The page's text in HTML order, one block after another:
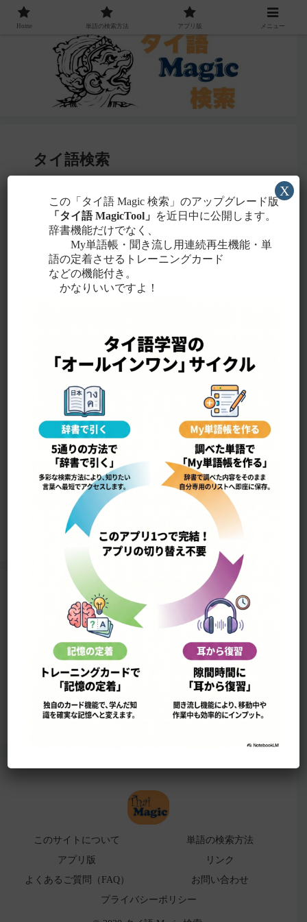
タイ語検索
・聞こえたタイ語を一番近いと感じるローマ字
に置き換えて検索！
タイ文字での検索も含め、詳しくはこちら。
yɔ́ɔn•lǎŋ pai hâa•pii ย้อนหลังไปห้าปี
５年前にさかのぼる
このサイトについて
単語の検索法
ローマ字表
よくある検索ミス！
このサイトについて
単語の検索方法
アプリ版
リンク
よくあるご質問（FAQ）
お問い合わせ
プライバシーポリシー
Home 単語の検索方法 アプリ版 メニュー
この「タイ語 Magic 検索」のアップグレード版
「タイ語 MagicTool」
を近日中に公開します。
辞書機能だけでなく、
My単語帳・聞き流し用連続再生機能・単
語の定着させるトレーニングカード
などの機能付き。
かなりいいですよ！
X